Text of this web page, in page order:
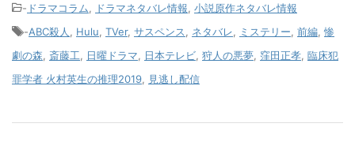
- ドラマコラム ドラマネタバレ情報 小説原作ネタバレ情報
-ABC殺人 Hulu TVer, サスペンス ネタバレ ミステリー 前編 惨
劇の森
斎藤工 日曜ドラマ 日本テレビ 狩人の悪夢 窪田正孝 臨床犯
罪学者 火村英生の推理2019
見逃し配信